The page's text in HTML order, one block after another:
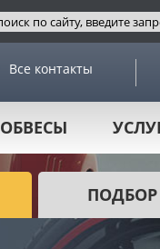
Все контакты
ОБВЕСЫ